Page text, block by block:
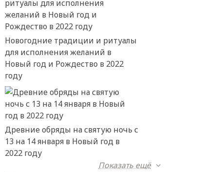
Новогодние традиции и ритуалы
для исполнения желаний в
Новый год и Рождество в 2022
году
Древние обряды на святую ночь с
13 на 14 января в Новый год в
2022 году
Показать ещё